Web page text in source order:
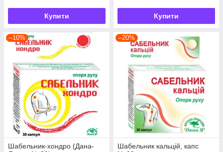
Купити Купити
–10%
Шабельник-хондро (Дана-
–20%
Шабельник кальцій, капс